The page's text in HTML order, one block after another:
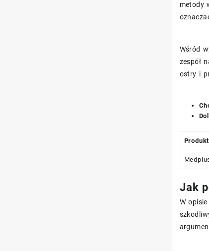
metody
Wśród
zespół
ostry i
Produkt
Jak
W